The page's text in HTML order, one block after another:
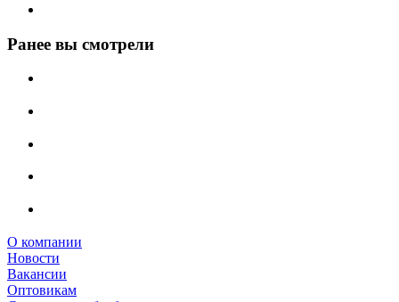
Ранее вы смотрели
О компании
Новости
Вакансии
Оптовикам